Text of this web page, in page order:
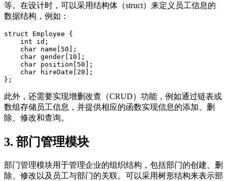
等。在设计时，可以采用结构体（struct）来定义员工信息的
数据结构，例如：
struct Employee {
    int id;
    char name[50];
    char gender[10];
    char position[50];
    char hireDate[20];
此外，还需要实现增删改查（CRUD）功能，例如通过链表或
数组存储员工信息，并提供相应的函数实现信息的添加、删
除、修改和查询。
3. 部门管理模块
部门管理模块用于管理企业的组织结构，包括部门的创建、删
除、修改以及员工与部门的关联。可以采用树形结构来表示部